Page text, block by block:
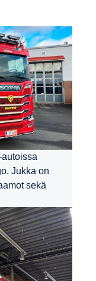
Jukka on
sekä